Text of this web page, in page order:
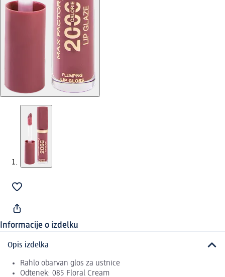
Informacije o izdelku
Opis izdelka
Rahlo obarvan glos za ustnice
Odtenek: 085 Floral Cream